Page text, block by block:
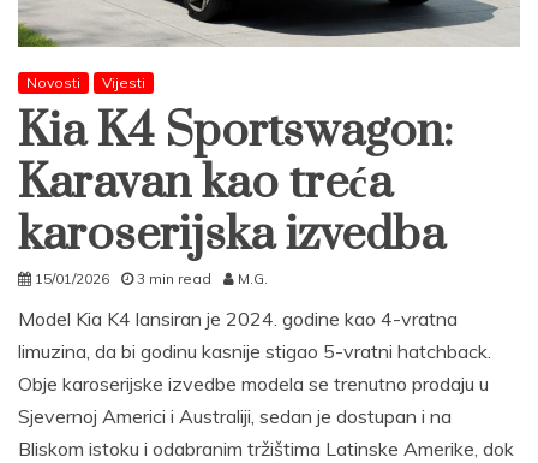
Novosti Vijesti
Kia K4 Sportswagon:
Karavan kao treća
karoserijska izvedba
15/01/2026 3 min read M.G.
Model Kia K4 lansiran je 2024. godine kao 4-vratna
limuzina, da bi godinu kasnije stigao 5-vratni hatchback.
Obje karoserijske izvedbe modela se trenutno prodaju u
Sjevernoj Americi i Australiji, sedan je dostupan i na
Bliskom istoku i odabranim tržištima Latinske Amerike, dok